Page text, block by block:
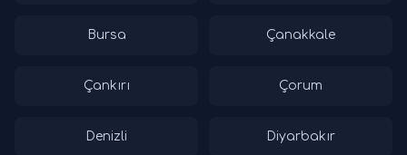
Bursa Çanakkale
Çankırı Çorum
Denizli Diyarbakır